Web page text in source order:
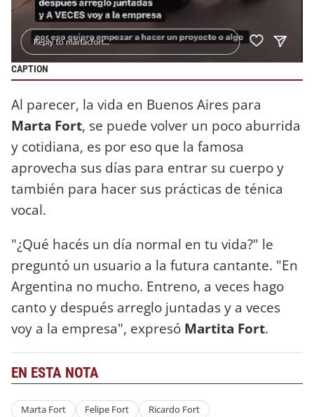
CAPTION
Al parecer, la vida en Buenos Aires para
Marta Fort, se puede volver un poco aburrida
y cotidiana, es por eso que la famosa
aprovecha sus días para entrar su cuerpo y
también para hacer sus prácticas de ténica
vocal.
"¿Qué hacés un día normal en tu vida?" le
preguntó un usuario a la futura cantante. "En
Argentina no mucho. Entreno, a veces hago
canto y después arreglo juntadas y a veces
voy a la empresa", expresó Martita Fort.
EN ESTA NOTA
Marta Fort Felipe Fort Ricardo Fort